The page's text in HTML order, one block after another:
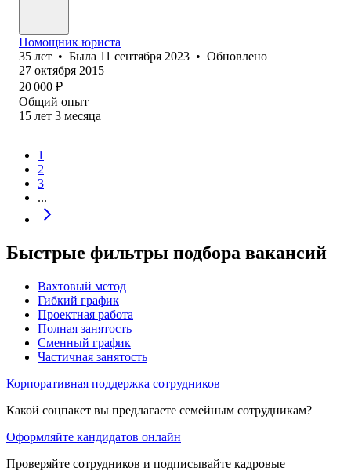
Помощник юриста
35 лет • Была 11 сентября 2023 • Обновлено
27 октября 2015
20 000 ₽
Общий опыт
15 лет 3 месяца
1
2
3
...
Быстрые фильтры подбора вакансий
Вахтовый метод
Гибкий график
Проектная работа
Полная занятость
Сменный график
Частичная занятость
Корпоративная поддержка сотрудников
Какой соцпакет вы предлагаете семейным сотрудникам?
Оформляйте кандидатов онлайн
Проверяйте сотрудников и подписывайте кадровые